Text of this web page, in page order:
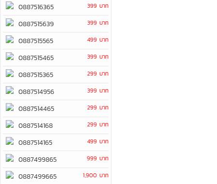
0887516365 399 บาท
0887515639 399 บาท
0887515565 499 บาท
0887515465 399 บาท
0887515365 299 บาท
0887514956 399 บาท
0887514465 299 บาท
0887514168 299 บาท
0887514165 499 บาท
0887499865 999 บาท
0887499665 1,900 บาท